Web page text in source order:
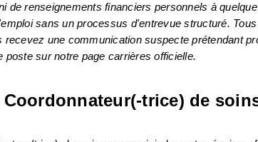
de renseignements financiers personnels à
recevez une communication suspecte prétendant
poste sur notre page carrières officielle.
trice) de